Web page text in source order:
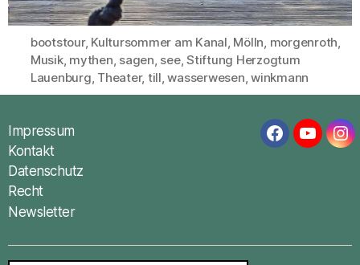
Schlagwörter
bootstour, Kultursommer am Kanal, Mölln, morgenroth,
Musik, mythen, sagen, see,Stiftung Herzogtum
Lauenburg, Theater, till,wasserwesen,winkmann
Impressum
Kontakt
Datenschutz
Recht
Newsletter
Facebook